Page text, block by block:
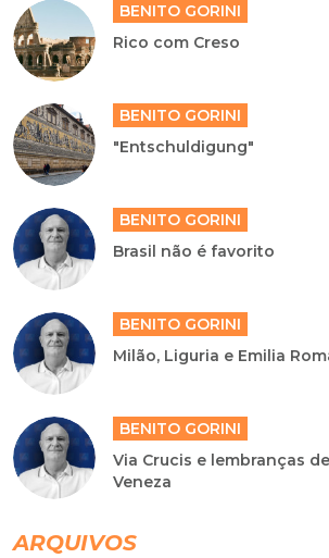
BENITO GORINI
Rico com Creso
BENITO GORINI
"Entschuldigung"
BENITO GORINI
Brasil não é favorito
BENITO GORINI
Milão, Liguria e Emilia
BENITO GORINI
Via Crucis e lembranças
Veneza
ARQUIVOS